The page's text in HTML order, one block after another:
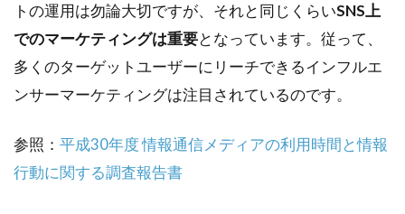
トの運用は勿論大切ですが、それと同じくらいSNS上
でのマーケティングは重要となっています。従って、
多くのターゲットユーザーにリーチできるインフルエ
ンサーマーケティングは注目されているのです。
参照： 平成30年度 情報通信メディアの利用時間と情報
行動に関する調査報告書